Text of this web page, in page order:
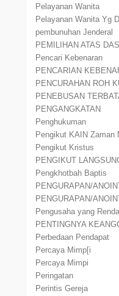
Pelayanan Wanita
Pelayanan Wanita Yg
pembunuhan Jenderal
PEMILIHAN ATAS
Pencari Kebenaran
PENCARIAN
PENCURAHAN ROH
PENEBUSAN
PENGANGKATAN
Penghukuman
Pengikut KAIN Zaman
Pengikut Kristus
PENGIKUT
Pengkhotbah Baptis
PENGURAPAN/
PENGURAPAN/
Pengusaha yang
PENTINGNYA
Perbedaan Pendapat
Percaya Mimp[i
Percaya Mimpi
Peringatan
Perintis Gereja